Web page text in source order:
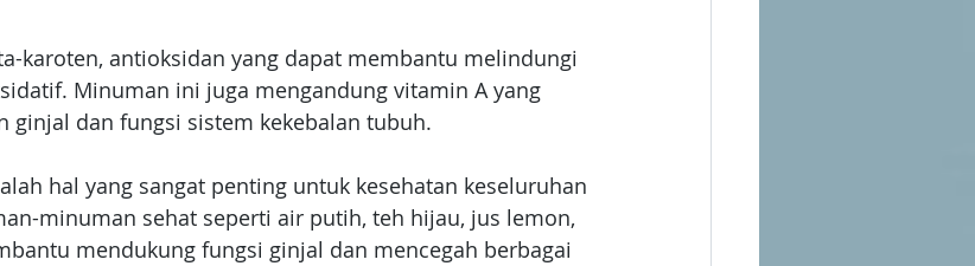
karoten, antioksidan yang dapat membantu melindungi
Minuman ini juga mengandung vitamin A yang
ginjal dan fungsi sistem kekebalan tubuh.
hal yang sangat penting untuk kesehatan keseluruhan
minuman sehat seperti air putih, teh hijau, jus lemon,
mendukung fungsi ginjal dan mencegah berbagai